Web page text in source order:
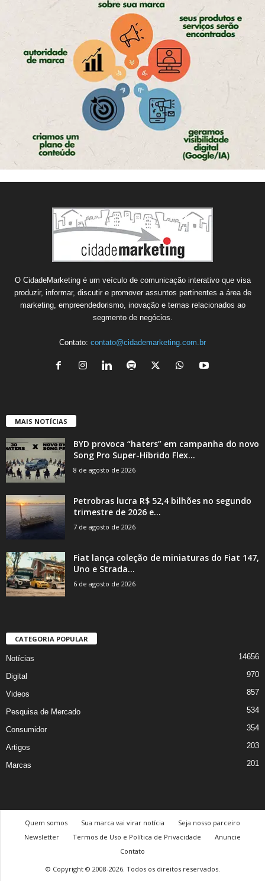
O CidadeMarketing é um veículo de comunicação interativo que visa
produzir, informar, discutir e promover assuntos pertinentes a área de
marketing, empreendedorismo, inovação e temas relacionados ao
segmento de negócios.
Contato: contato@cidademarketing.com.br
MAIS NOTÍCIAS
BYD provoca “haters” em campanha do novo
Song Pro Super-Híbrido Flex...
8 de agosto de 2026
Petrobras lucra R$ 52,4 bilhões no segundo
trimestre de 2026 e...
7 de agosto de 2026
Fiat lança coleção de miniaturas do Fiat 147,
Uno e Strada...
6 de agosto de 2026
CATEGORIA POPULAR
Notícias 14656
Digital 970
Videos 857
Pesquisa de Mercado 534
Consumidor 354
Artigos 203
Marcas 201
Quem somos Sua marca vai virar notícia
Seja nosso parceiro
Newsletter
Termos de Uso e Política de Privacidade
Anuncie
Contato
© Copyright © 2008-2026. Todos os direitos reservados.